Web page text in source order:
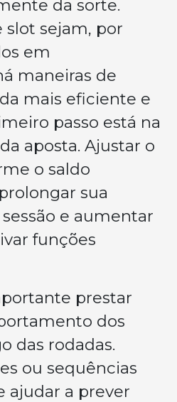
da sorte.
slot sejam, por
em
maneiras de
mais eficiente e
passo está na
aposta. Ajustar o
o saldo
sua
e aumentar
funções
prestar
dos
das rodadas.
ou sequências
ajudar a prever